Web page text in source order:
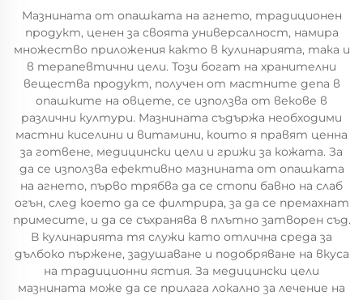
Мазнината от опашката на агнето, традиционен
продукт, ценен за своята универсалност, намира
множество приложения както в кулинарията, така и
в терапевтични цели. Този богат на хранителни
вещества продукт, получен от мастните депа в
опашките на овцете, се използва от векове в
различни култури. Мазнината съдържа необходими
мастни киселини и витамини, които я правят ценна
за готвене, медицински цели и грижи за кожата. За
да се използва ефективно мазнината от опашката
на агнето, първо трябва да се стопи бавно на слаб
огън, след което да се филтрира, за да се премахнат
примесите, и да се съхранява в плътно затворен съд.
В кулинарията тя служи като отлична среда за
дълбоко пържене, задушаване и подобряване на вкуса
на традиционни ястия. За медицински цели
мазнината може да се прилага локално за лечение на